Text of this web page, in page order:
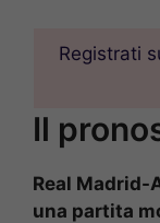
Registrati
Il
Real Madrid-
una partita